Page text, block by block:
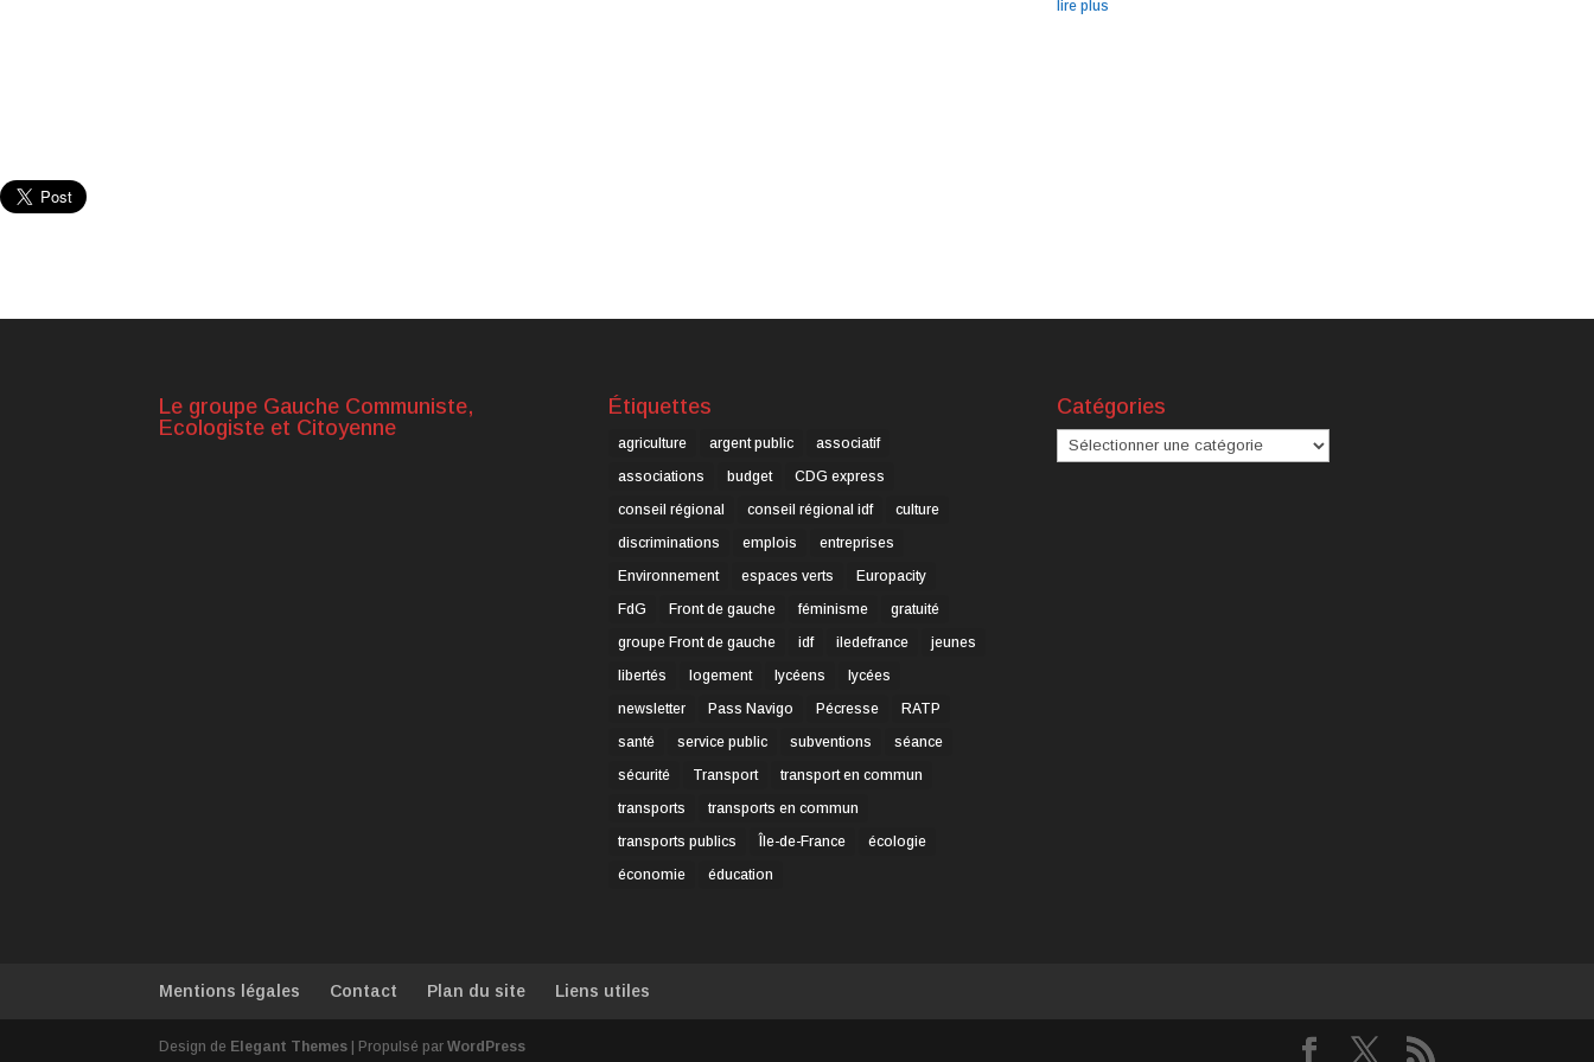
lire plus
Le groupe Gauche Communiste,
Ecologiste et Citoyenne
Étiquettes
agriculture argent public
associatif
associations
budget
CDG express
conseil régional
conseil régional idf
culture
discriminations
emplois
entreprises
Environnement
espaces verts
Europacity
FdG
Front de gauche féminisme
gratuité
groupe Front de gauche
idf iledefrance
jeunes
libertés
logement lycéens
lycées
newsletter
Pass Navigo Pécresse
RATP
santé
service public subventions
séance
sécurité
Transport
transport en commun
transports
transports en commun
transports publics
Île-de-France
écologie
économie
éducation
Catégories
Catégories
Mentions légales Contact Plan du site Liens utiles
Design de Elegant Themes | Propulsé parWordPress